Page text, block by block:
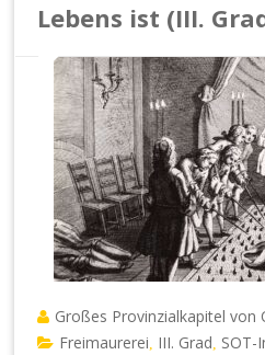
Lebens ist (III.
Großes Provinzialkapitel von
Freimaurerei III. Grad SOT-